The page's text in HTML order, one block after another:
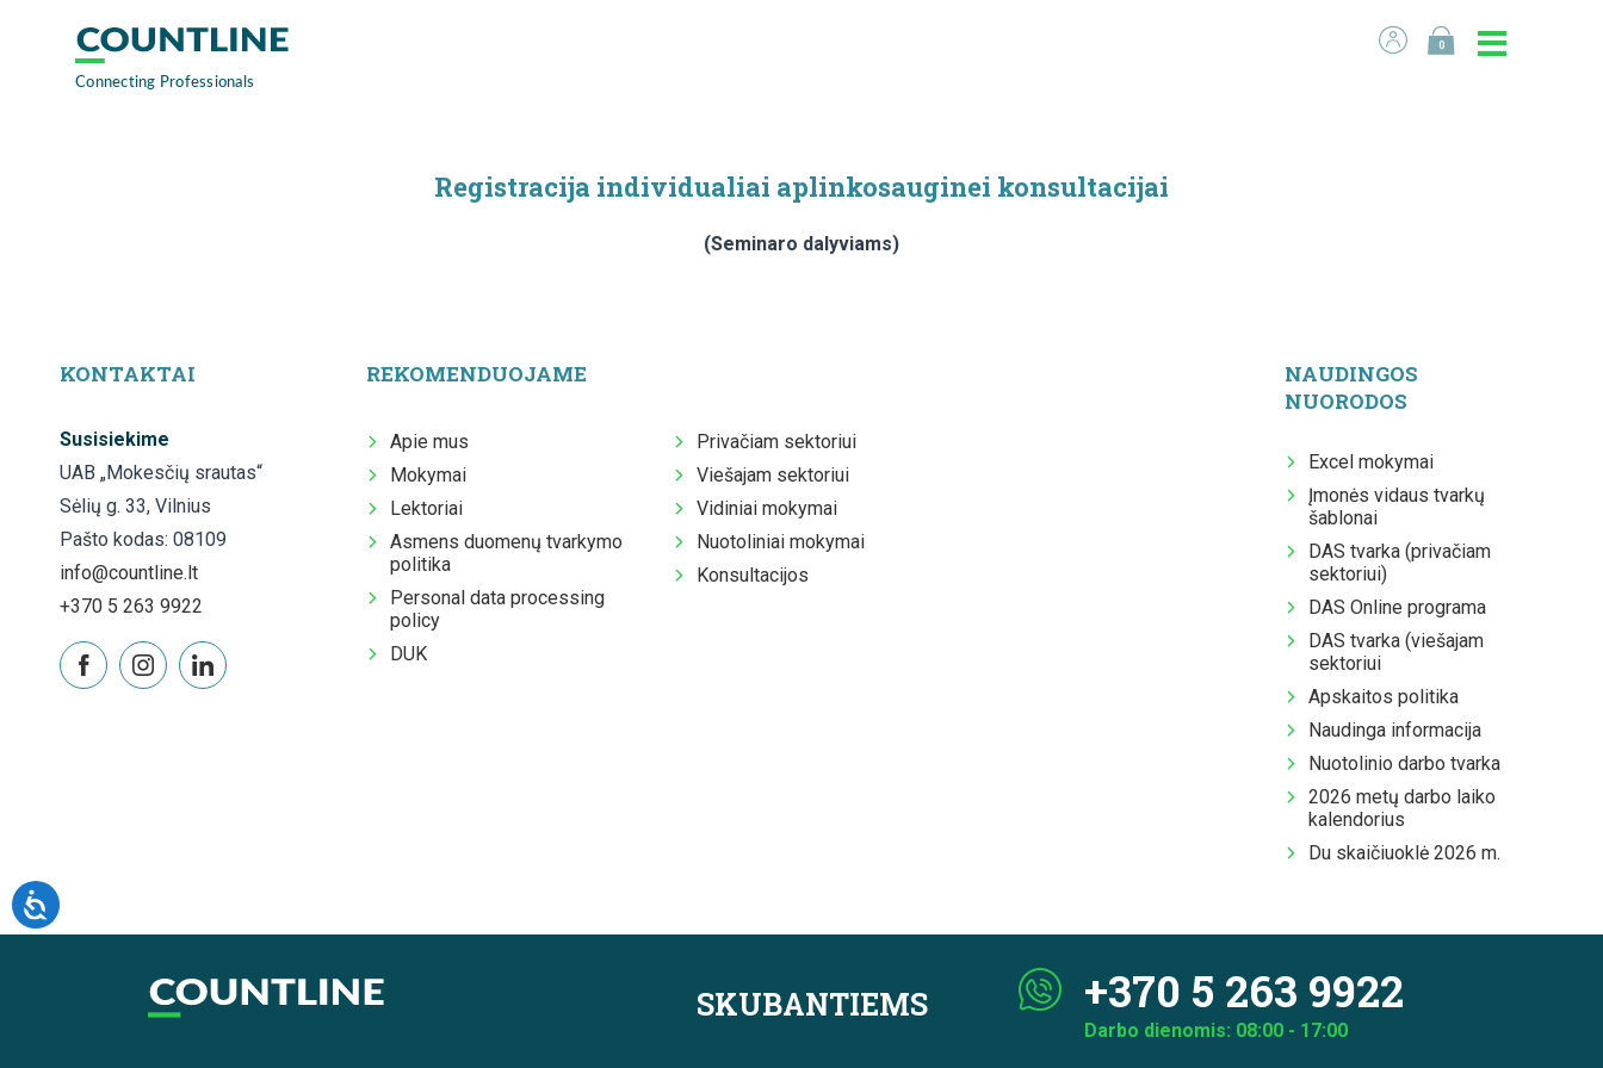
0
Registracija individualiai aplinkosauginei konsultacijai
(Seminaro dalyviams)
KONTAKTAI
Susisiekime
UAB „Mokesčių srautas“
Sėlių g. 33, Vilnius
Pašto kodas: 08109
info@countline.lt
+370 5 263 9922
REKOMENDUOJAME
Apie mus
Mokymai
Lektoriai
Asmens duomenų tvarkymo
politika
Personal data processing
policy
DUK
Privačiam sektoriui
Viešajam sektoriui
Vidiniai mokymai
Nuotoliniai mokymai
Konsultacijos
NAUDINGOS
NUORODOS
Excel mokymai
Įmonės vidaus tvarkų
šablonai
DAS tvarka (privačiam
sektoriui)
DAS Online programa
DAS tvarka (viešajam
sektoriui
Apskaitos politika
Naudinga informacija
Nuotolinio darbo tvarka
2026 metų darbo laiko
kalendorius
Du skaičiuoklė 2026 m.
SKUBANTIEMS +370 5 263 9922
Darbo dienomis: 08:00 - 17:00